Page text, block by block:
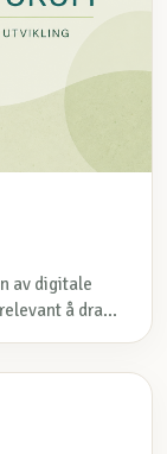
av digitale
å dra...